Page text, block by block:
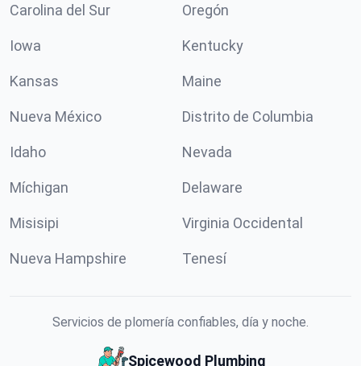
Carolina del Sur Oregón
Iowa Kentucky
Kansas Maine
Nueva México Distrito de Columbia
Idaho Nevada
Míchigan Delaware
Misisipi Virginia Occidental
Nueva Hampshire Tenesí
Servicios de plomería confiables, día y noche.
Spicewood Plumbing